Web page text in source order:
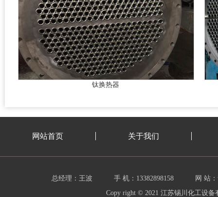
钛换热器
网站首页 关于我们
总经理：王波 手 机：13382898158
网 站
Copy right © 2021 江苏锡川化工设